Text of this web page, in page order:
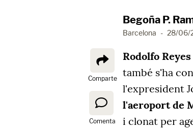
Begoña P.
Barcelona - 28/06/
Comparte
Comenta
Rodolfo Reyes
també s'ha
l'expresident
l'aeroport de
i clonat per